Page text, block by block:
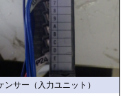
ンサー（入力ユニット）